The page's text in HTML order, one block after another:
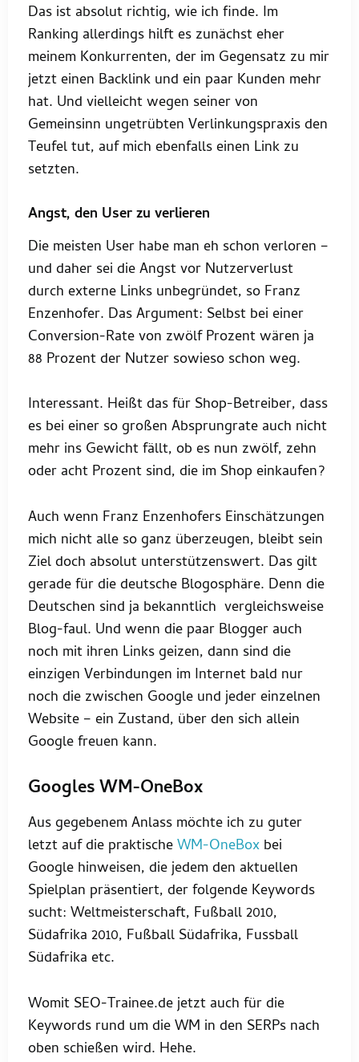
Das ist absolut richtig, wie ich finde. Im
Ranking allerdings hilft es zunächst eher
meinem Konkurrenten, der im Gegensatz zu mir
jetzt einen Backlink und ein paar Kunden mehr
hat. Und vielleicht wegen seiner von
Gemeinsinn ungetrübten Verlinkungspraxis den
Teufel tut, auf mich ebenfalls einen Link zu
setzten.
Angst, den User zu verlieren
Die meisten User habe man eh schon verloren –
und daher sei die Angst vor Nutzerverlust
durch externe Links unbegründet, so Franz
Enzenhofer. Das Argument: Selbst bei einer
Conversion-Rate von zwölf Prozent wären ja
88 Prozent der Nutzer sowieso schon weg.
Interessant. Heißt das für Shop-Betreiber, dass
es bei einer so großen Absprungrate auch nicht
mehr ins Gewicht fällt, ob es nun zwölf, zehn
oder acht Prozent sind, die im Shop einkaufen?
Auch wenn Franz Enzenhofers Einschätzungen
mich nicht alle so ganz überzeugen, bleibt sein
Ziel doch absolut unterstützenswert. Das gilt
gerade für die deutsche Blogosphäre. Denn die
Deutschen sind ja bekanntlich vergleichsweise
Blog-faul. Und wenn die paar Blogger auch
noch mit ihren Links geizen, dann sind die
einzigen Verbindungen im Internet bald nur
noch die zwischen Google und jeder einzelnen
Website – ein Zustand, über den sich allein
Google freuen kann.
Googles WM-OneBox
Aus gegebenem Anlass möchte ich zu guter
letzt auf die praktischeWM-OneBox bei
Google hinweisen, die jedem den aktuellen
Spielplan präsentiert, der folgende Keywords
sucht: Weltmeisterschaft, Fußball 2010,
Südafrika 2010, Fußball Südafrika, Fussball
Südafrika etc.
Womit SEO-Trainee.de jetzt auch für die
Keywords rund um die WM in den SERPs nach
oben schießen wird. Hehe.